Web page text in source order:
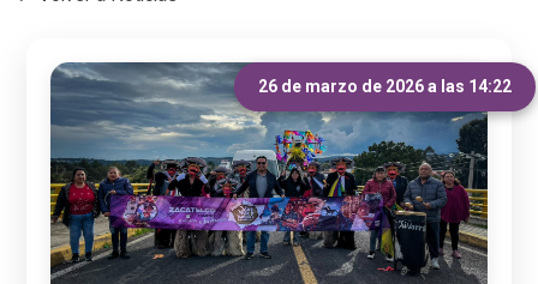
26 de marzo de 2026 a las 14:22